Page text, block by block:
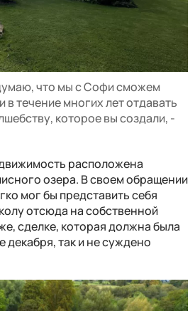
что мы с Софи сможем
в течение многих лет отдавать
которое вы создали, -
расположена
озера. В своем обращении
мог бы представить себя
отсюда на собственной
сделке, которая должна была
декабря, так и не суждено